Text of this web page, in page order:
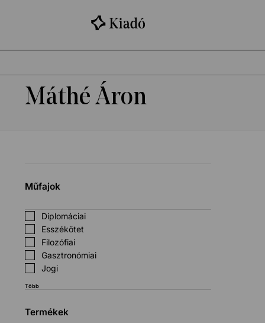
Máthé Áron
Műfajok
Diplomáciai
Esszékötet
Filozófiai
Gasztronómiai
Jogi
Több
Termékek